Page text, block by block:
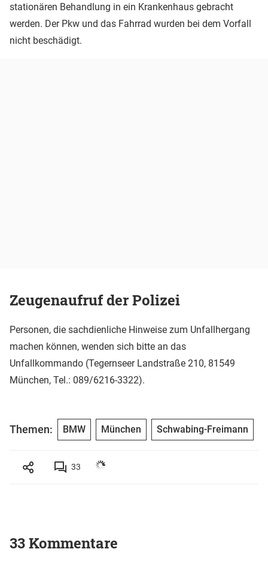
stationären Behandlung in ein Krankenhaus gebracht
werden. Der Pkw und das Fahrrad wurden bei dem Vorfall
nicht beschädigt.
Zeugenaufruf der Polizei
Personen, die sachdienliche Hinweise zum Unfallhergang
machen können, wenden sich bitte an das
Unfallkommando (Tegernseer Landstraße 210, 81549
München, Tel.: 089/6216-3322).
Themen: BMW München Schwabing-Freimann
33
33 Kommentare